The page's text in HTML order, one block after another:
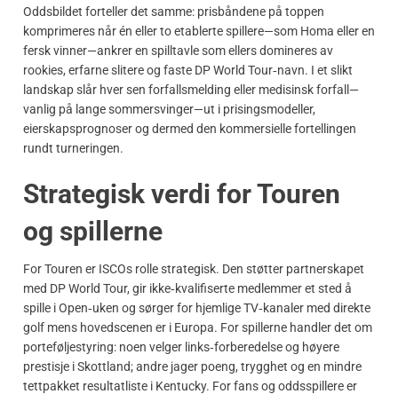
Oddsbildet forteller det samme: prisbåndene på toppen
komprimeres når én eller to etablerte spillere—som Homa eller en
fersk vinner—ankrer en spilltavle som ellers domineres av
rookies, erfarne slitere og faste DP World Tour‑navn. I et slikt
landskap slår hver sen forfallsmelding eller medisinsk forfall—
vanlig på lange sommersvinger—ut i prisingsmodeller,
eierskapsprognoser og dermed den kommersielle fortellingen
rundt turneringen.
Strategisk verdi for Touren
og spillerne
For Touren er ISCOs rolle strategisk. Den støtter partnerskapet
med DP World Tour, gir ikke‑kvalifiserte medlemmer et sted å
spille i Open‑uken og sørger for hjemlige TV‑kanaler med direkte
golf mens hovedscenen er i Europa. For spillerne handler det om
porteføljestyring: noen velger links‑forberedelse og høyere
prestisje i Skottland; andre jager poeng, trygghet og en mindre
tettpakket resultatliste i Kentucky. For fans og oddsspillere er